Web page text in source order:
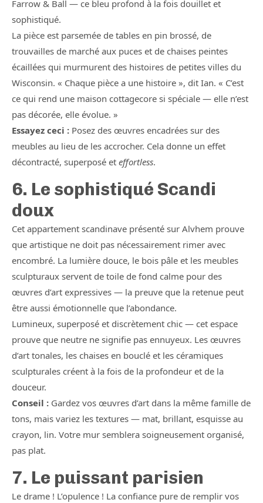
Farrow & Ball — ce bleu profond à la fois douillet et
sophistiqué.
La pièce est parsemée de tables en pin brossé, de
trouvailles de marché aux puces et de chaises peintes
écaillées qui murmurent des histoires de petites villes du
Wisconsin. « Chaque pièce a une histoire », dit Ian. « C’est
ce qui rend une maison cottagecore si spéciale — elle n’est
pas décorée, elle évolue. »
Essayez ceci : Posez des œuvres encadrées sur des
meubles au lieu de les accrocher. Cela donne un effet
décontracté, superposé et effortless.
6. Le sophistiqué Scandi
doux
Cet appartement scandinave présenté sur Alvhem prouve
que artistique ne doit pas nécessairement rimer avec
encombré. La lumière douce, le bois pâle et les meubles
sculpturaux servent de toile de fond calme pour des
œuvres d’art expressives — la preuve que la retenue peut
être aussi émotionnelle que l’abondance.
Lumineux, superposé et discrètement chic — cet espace
prouve que neutre ne signifie pas ennuyeux. Les œuvres
d’art tonales, les chaises en bouclé et les céramiques
sculpturales créent à la fois de la profondeur et de la
douceur.
Conseil : Gardez vos œuvres d’art dans la même famille de
tons, mais variez les textures — mat, brillant, esquisse au
crayon, lin. Votre mur semblera soigneusement organisé,
pas plat.
7. Le puissant parisien
Le drame ! L’opulence ! La confiance pure de remplir vos